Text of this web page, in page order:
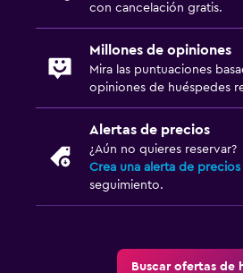
con cancelación gratis.
Millones de opiniones
Mira las puntuaciones
opiniones de huéspedes
Alertas de precios
¿Aún no quieres reservar?
Crea una alerta de precios
seguimiento.
Buscar ofertas de